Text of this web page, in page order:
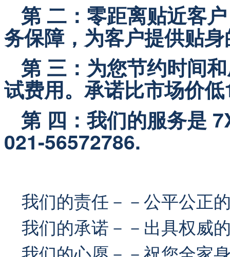
第 二：零距离贴近客
务保障，为客户提供贴
第 三：为您节约时间
试费用。承诺比市场价
第 四：我们的服务是
021-56572786.
我们的责任－－公平公正
我们的承诺－－出具权威